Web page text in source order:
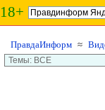
18+
ПравдаИнформ ≈